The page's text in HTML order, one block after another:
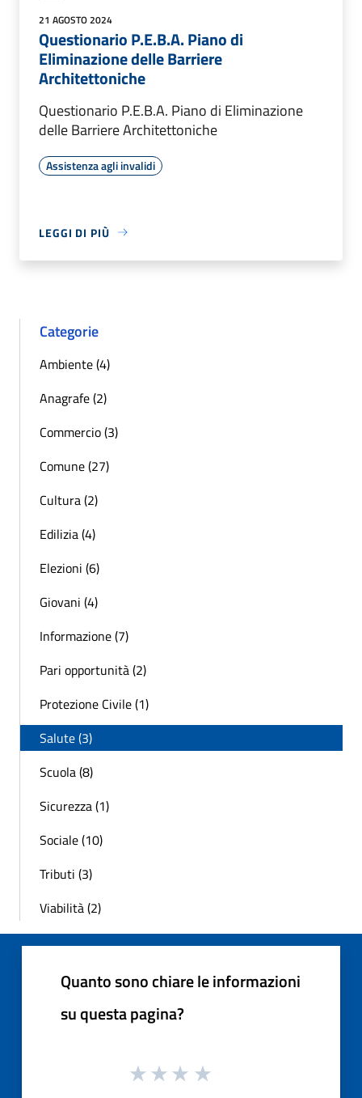
21 AGOSTO 2024
Questionario P.E.B.A. Piano di
Eliminazione delle Barriere
Architettoniche
Questionario P.E.B.A. Piano di Eliminazione
delle Barriere Architettoniche
Assistenza agli invalidi
LEGGI DI PIÙ
Categorie
Ambiente (4)
Anagrafe (2)
Commercio (3)
Comune (27)
Cultura (2)
Edilizia (4)
Elezioni (6)
Giovani (4)
Informazione (7)
Pari opportunità (2)
Protezione Civile (1)
Salute (3)
Scuola (8)
Sicurezza (1)
Sociale (10)
Tributi (3)
Viabilità (2)
Quanto sono chiare le informazioni
su questa pagina?